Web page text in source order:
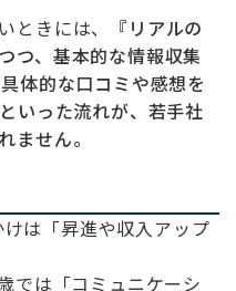
ときには、
『リアルの
つ、基本的な情報収集
体的な口コミや感想を
いった流れが、若手社
ません。
は「昇進や収入アップ
では「コミュニケーシ